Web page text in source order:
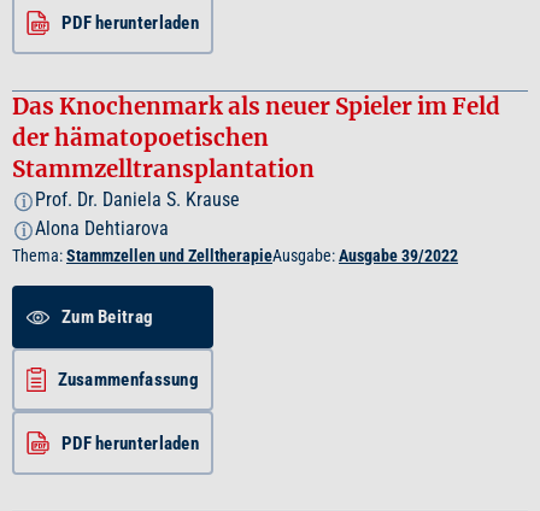
PDF herunterladen
Das Knochenmark als neuer Spieler im Feld
der hämatopoetischen
Stammzelltransplantation
i Prof. Dr. Daniela S. Krause
i Alona Dehtiarova
Thema:Stammzellen und ZelltherapieAusgabe:Ausgabe 39/2022
Zum Beitrag
Zusammenfassung
PDF herunterladen